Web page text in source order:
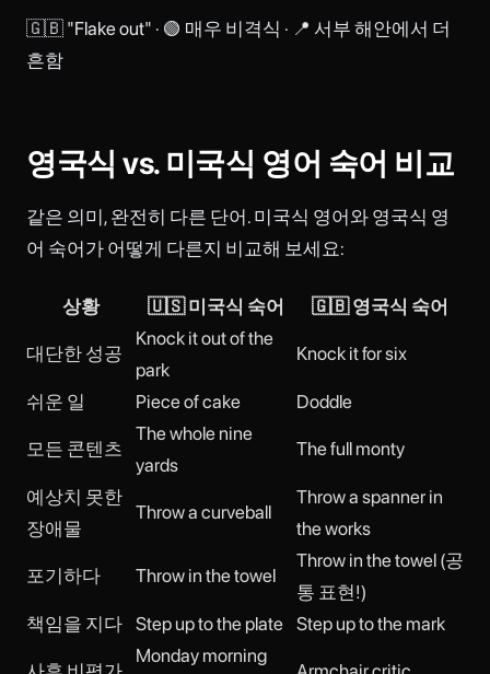
🇬🇧 "Flake out" · 🟢 매우 비격식 · 📍 서부 해안에서 더
흔함
영국식 vs. 미국식 영어 숙어 비교
같은 의미, 완전히 다른 단어. 미국식 영어와 영국식 영
어 숙어가 어떻게 다른지 비교해 보세요:
상황 🇺🇸 미국식 숙어 🇬🇧 영국식 숙어
대단한 성공
Knock it out of the
park
Knock it for six
쉬운 일 Piece of cake Doddle
모든 콘텐츠
The whole nine
yards
The full monty
예상치 못한
장애물
Throw a curveball
Throw a spanner in
the works
포기하다 Throw in the towel
Throw in the towel (공
통 표현!)
책임을 지다 Step up to the plate Step up to the mark
Monday morning